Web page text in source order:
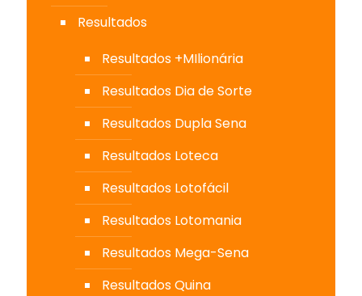
Resultados
Resultados +MIlionária
Resultados Dia de Sorte
Resultados Dupla Sena
Resultados Loteca
Resultados Lotofácil
Resultados Lotomania
Resultados Mega-Sena
Resultados Quina